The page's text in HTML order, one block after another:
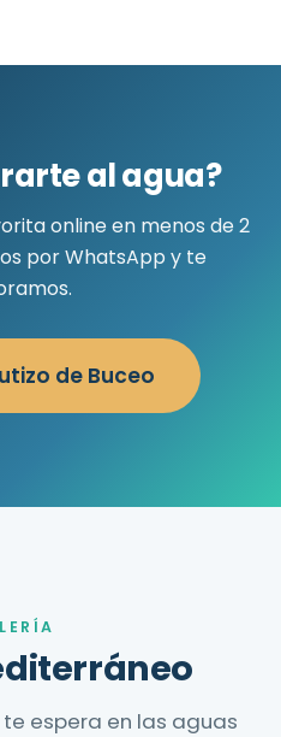
al agua?
online en menos de 2
por WhatsApp y te
de Buceo
espera en las aguas